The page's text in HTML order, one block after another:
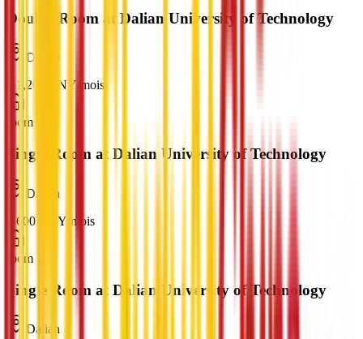
Double Room at Dalian University of Technology
Dalian
1,200 CNY mois
room
Single Room at Dalian University of Technology
Dalian
600 CNY mois
room
Single Room at Dalian University of Technology
Dalian